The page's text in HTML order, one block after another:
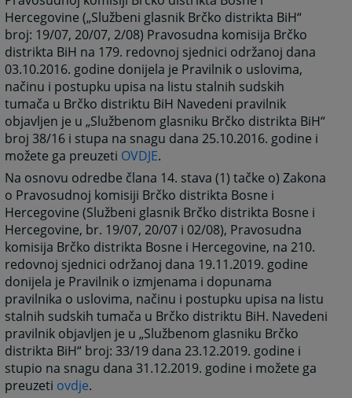
Hercegovine („Službeni glasnik Brčko distrikta BiH“
broj: 19/07, 20/07, 2/08) Pravosudna komisija Brčko
distrikta BiH na 179. redovnoj sjednici održanoj dana
03.10.2016. godine donijela je Pravilnik o uslovima,
načinu i postupku upisa na listu stalnih sudskih
tumača u Brčko distriktu BiH Navedeni pravilnik
objavljen je u „Službenom glasniku Brčko distrikta BiH“
broj 38/16 i stupa na snagu dana 25.10.2016. godine i
možete ga preuzeti OVDJE.
Na osnovu odredbe člana 14. stava (1) tačke o) Zakona
o Pravosudnoj komisiji Brčko distrikta Bosne i
Hercegovine (Službeni glasnik Brčko distrikta Bosne i
Hercegovine, br. 19/07, 20/07 i 02/08), Pravosudna
komisija Brčko distrikta Bosne i Hercegovine, na 210.
redovnoj sjednici održanoj dana 19.11.2019. godine
donijela je Pravilnik o izmjenama i dopunama
pravilnika o uslovima, načinu i postupku upisa na listu
stalnih sudskih tumača u Brčko distriktu BiH. Navedeni
pravilnik objavljen je u „Službenom glasniku Brčko
distrikta BiH“ broj: 33/19 dana 23.12.2019. godine i
stupio na snagu dana 31.12.2019. godine i možete ga
preuzeti ovdje.